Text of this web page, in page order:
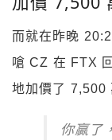
而就在昨晚
嗆 CZ 在 FTX
地加價了 7,500
你贏了